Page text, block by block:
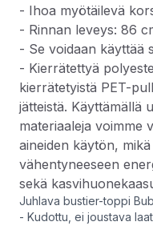
- Ihoa myötäilevä
- Rinnan leveys: 86
- Se voidaan käyttää
- Kierrätettyä
kierrätetyistä PET-
jätteistä. Käyttämällä
materiaaleja voimme
aineiden käytön,
vähentyneeseen
sekä
Juhlava bustier-toppi
- Kudottu, ei joustava